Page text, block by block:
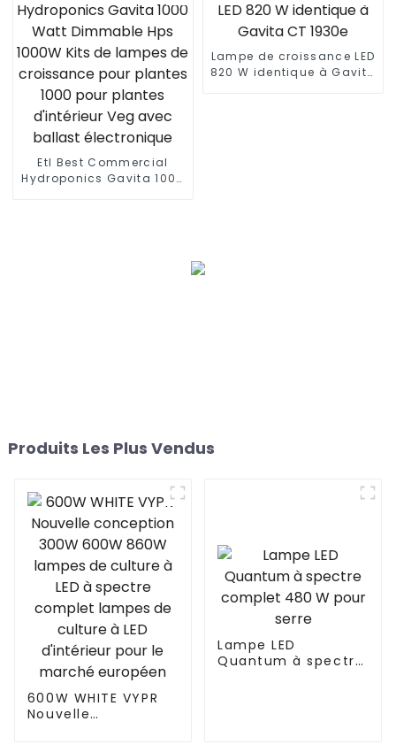
Etl Best Commercial
Hydroponics Gavita 1000
Lampe de croissance LED
820 W identique à Gavita
Produits Les Plus Vendus
600W WHITE VYPR
Nouvelle
Lampe LED
Quantum à spectre